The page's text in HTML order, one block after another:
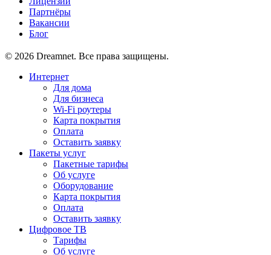
Партнёры
Вакансии
Блог
© 2026 Dreamnet. Все права защищены.
Интернет
Для дома
Для бизнеса
Wi-Fi роутеры
Карта покрытия
Оплата
Оставить заявку
Пакеты услуг
Пакетные тарифы
Об услуге
Оборудование
Карта покрытия
Оплата
Оставить заявку
Цифровое ТВ
Тарифы
Об услуге